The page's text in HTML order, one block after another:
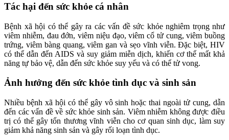
Tác hại đến sức khỏe cá nhân
Bệnh xã hội có thể gây ra các vấn đề sức khỏe nghiêm trọng như
viêm nhiễm, đau đớn, viêm niệu đạo, viêm cổ tử cung, viêm buồng
trứng, viêm bàng quang, viêm gan và sẹo vĩnh viễn. Đặc biệt, HIV
có thể dẫn đến AIDS và suy giảm miễn dịch, khiến cơ thể mất khả
năng tự bảo vệ, dẫn đến sức khỏe suy yếu và có thể tử vong.
Ảnh hưởng đến sức khỏe tình dục và sinh sản
Nhiều bệnh xã hội có thể gây vô sinh hoặc thai ngoài tử cung, dẫn
đến các vấn đề về sức khỏe sinh sản. Viêm nhiễm không được điều
trị có thể gây tổn thương vĩnh viễn cho cơ quan sinh dục, làm suy
giảm khả năng sinh sản và gây rối loạn tình dục.